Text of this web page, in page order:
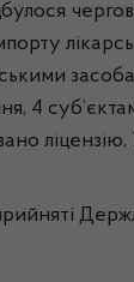
4
ліцензію,